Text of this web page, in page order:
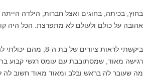
בחוץ, בכיתה, בחוגים ואצל חברות, הילדה
אהובה על כולם ולעולם לא מתפרצת. הכל היה
ביקשתי לראות ציורים של בת
רגישה מאוד, שמסתובבת עם עומס רגשי קבוע
מה שעובר לה בראש ובלב ומאוד מאוד חשוב לה